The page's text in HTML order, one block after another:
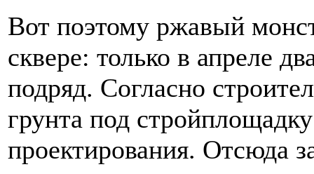
Вот поэтому ржавый
сквере: только в апреле
подряд. Согласно
грунта под
проектирования. Отсюда